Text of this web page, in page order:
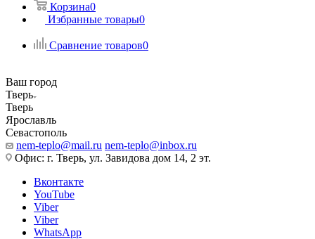
Корзина0
Избранные товары0
Сравнение товаров0
Ваш город
Тверь
Тверь
Ярославль
Севастополь
nem-teplo@mail.ru nem-teplo@inbox.ru
Офис: г. Тверь, ул. Завидова дом 14, 2 эт.
Вконтакте
YouTube
Viber
Viber
WhatsApp